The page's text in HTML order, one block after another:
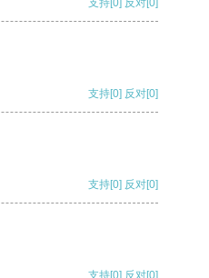
支持 [0] 反对 [0]
支持[0] 反对[0]
支持[0] 反对[0]
支持[0] 反对[0]